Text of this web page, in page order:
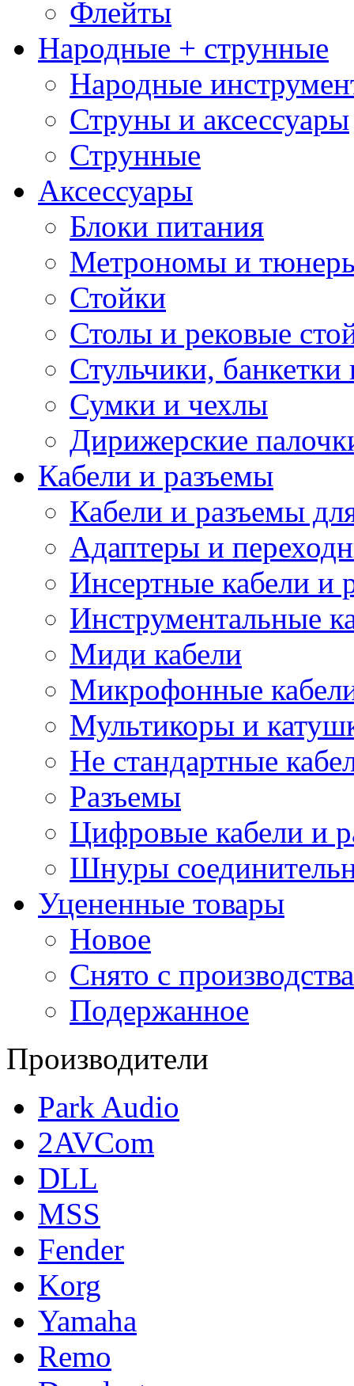
Флейты
Народные + струнные
Народные
Струны и аксессуары
Струнные
Аксессуары
Блоки питания
Метрономы и
Стойки
Столы и рековые
Стульчики, банкетки
Сумки и чехлы
Дирижерские
Кабели и разъемы
Кабели и разъемы
Адаптеры и
Инсертные кабели и
Инструментальные
Миди кабели
Микрофонные
Мультикоры и
Не стандартные
Разъемы
Цифровые кабели и
Шнуры
Уцененные товары
Новое
Снято с производства
Подержанное
Производители
Park Audio
2AVCom
DLL
MSS
Fender
Korg
Yamaha
Remo